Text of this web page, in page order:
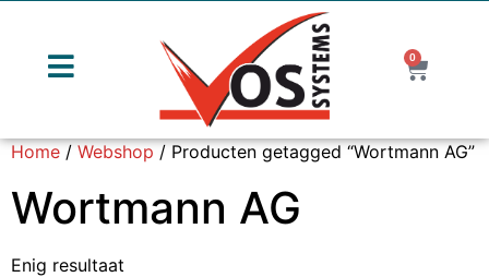
0
Home/Webshop/ Producten getagged “Wortmann AG”
Wortmann AG
Enig resultaat